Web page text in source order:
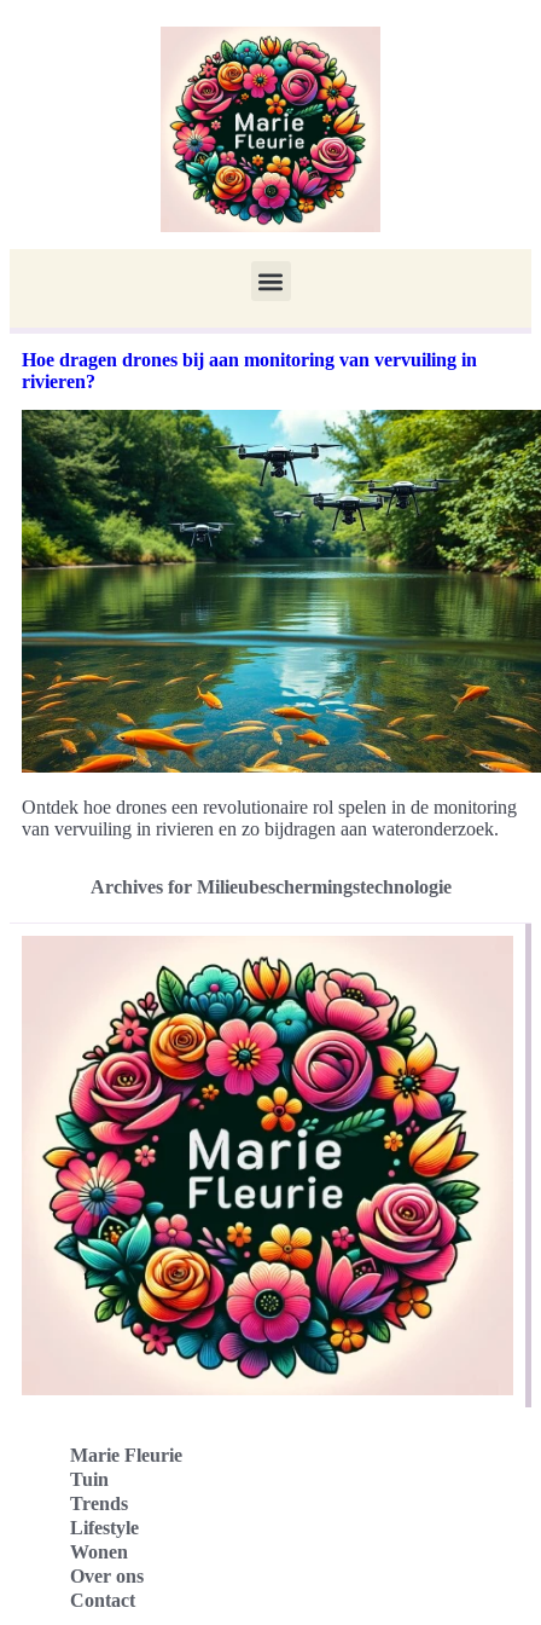
Hoe dragen drones bij aan monitoring van vervuiling in
rivieren?
Ontdek hoe drones een revolutionaire rol spelen in de monitoring
van vervuiling in rivieren en zo bijdragen aan wateronderzoek.
Archives for Milieubeschermingstechnologie
Marie Fleurie
Tuin
Trends
Lifestyle
Wonen
Over ons
Contact